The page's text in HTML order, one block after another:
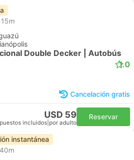
Double Decker | Autobús
1.0
Cancelación gratis
USD 59
incluidos por adulto
Reservar
instantánea